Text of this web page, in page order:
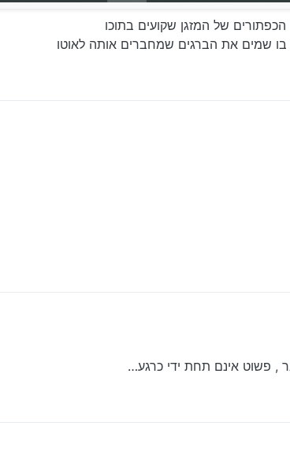
של המזגן שקועים בתוכו
בו שמים את הברגים שמחברים אותה לאוטו
הכפתורים של המזגן שקועים בתוכו
, פשוט אינם תחת ידי כרגע…